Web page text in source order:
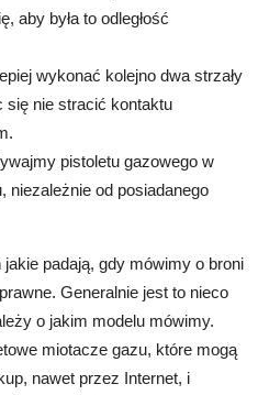
aby była to odległość
wykonać kolejno dwa strzały
się nie stracić kontaktu
pistoletu gazowego w
od posiadanego
padają, gdy mówimy o broni
Generalnie jest to nieco
o jakim modelu mówimy.
miotacze gazu, które mogą
nawet przez Internet, i